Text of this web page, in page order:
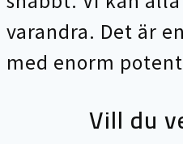
varandra. Det är
med enorm
Vill du